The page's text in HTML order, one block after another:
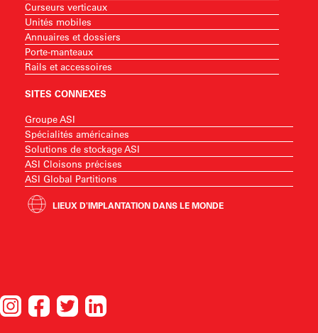
Curseurs verticaux
Unités mobiles
Annuaires et dossiers
Porte-manteaux
Rails et accessoires
SITES CONNEXES
Groupe ASI
Spécialités américaines
Solutions de stockage ASI
ASI Cloisons précises
ASI Global Partitions
LIEUX D'IMPLANTATION DANS LE MONDE